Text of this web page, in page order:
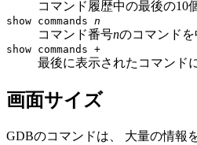
コマンド履歴中の最後の10
show commands n
コマンド番号nのコマンドを
show commands +
最後に表示されたコマンド
画面サイズ
GDBのコマンドは、 大量の情報